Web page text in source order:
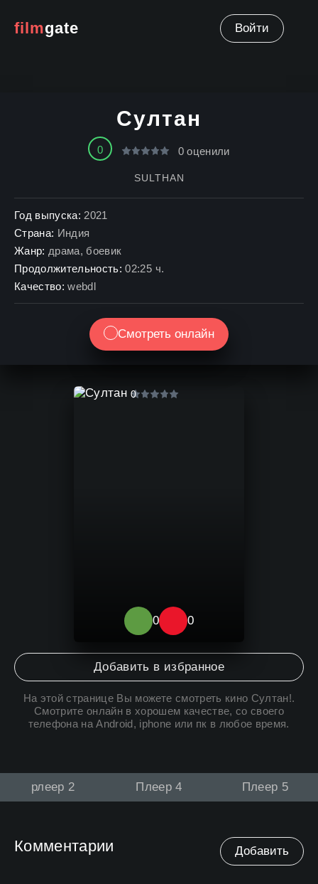
filmgate Войти
Султан
0 0оценили
SULTHAN
Год выпуска: 2021
Страна: Индия
Жанр: драма, боевик
Продолжительность: 02:25 ч.
Качество: webdl
Смотреть онлайн
0
0 0
Добавить в избранное
На этой странице Вы можете смотреть кино Султан!.
Смотрите онлайн в хорошем качестве, со своего
телефона на Android, iphone или пк в любое время.
рлеер 2 Плеер 4 Плеер 5
Комментарии Добавить